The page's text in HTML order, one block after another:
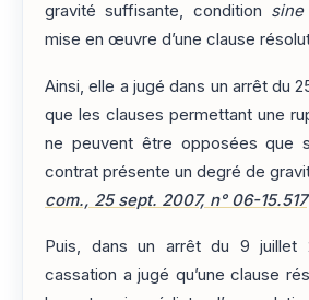
gravité suffisante, condition
mise en œuvre d’une clause
Ainsi, elle a jugé dans un arrêt du
que les clauses permettant une
ne peuvent être opposées que
contrat présente un degré de
com., 25 sept. 2007, n° 06-15.517
Puis, dans un arrêt du 9 juillet
cassation a jugé qu’une clause